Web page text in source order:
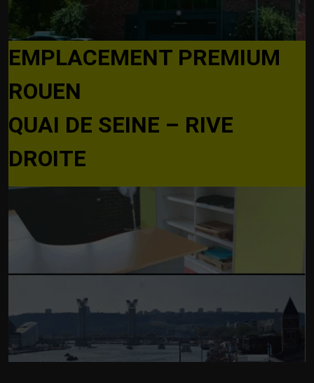
EMPLACEMENT PREMIUM
ROUEN
QUAI DE SEINE – RIVE
DROITE